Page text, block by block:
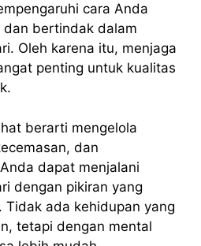
cara Anda
dan bertindak dalam
Oleh karena itu, menjaga
penting untuk kualitas
berarti mengelola
dan
dapat menjalani
dengan pikiran yang
ada kehidupan yang
tetapi dengan mental